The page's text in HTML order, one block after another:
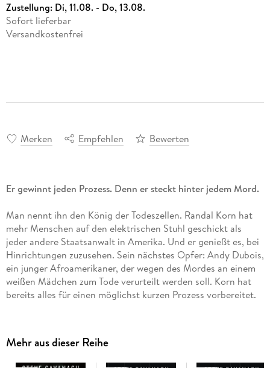
Zustellung: Di, 11.08. - Do, 13.08.
Sofort lieferbar
Versandkostenfrei
Merken Empfehlen Bewerten
Er gewinnt jeden Prozess. Denn er steckt hinter jedem Mord.
Man nennt ihn den König der Todeszellen. Randal Korn hat
mehr Menschen auf den elektrischen Stuhl geschickt als
jeder andere Staatsanwalt in Amerika. Und er genießt es, bei
Hinrichtungen zuzusehen. Sein nächstes Opfer: Andy Dubois,
ein junger Afroamerikaner, der wegen des Mordes an einem
weißen Mädchen zum Tode verurteilt werden soll. Korn hat
bereits alles für einen möglichst kurzen Prozess vorbereitet.
Dann soll das Urteil gesprochen werden. Wird Eddie Flynn
bis dahin noch am Leben sein?
Mehr aus dieser Reihe